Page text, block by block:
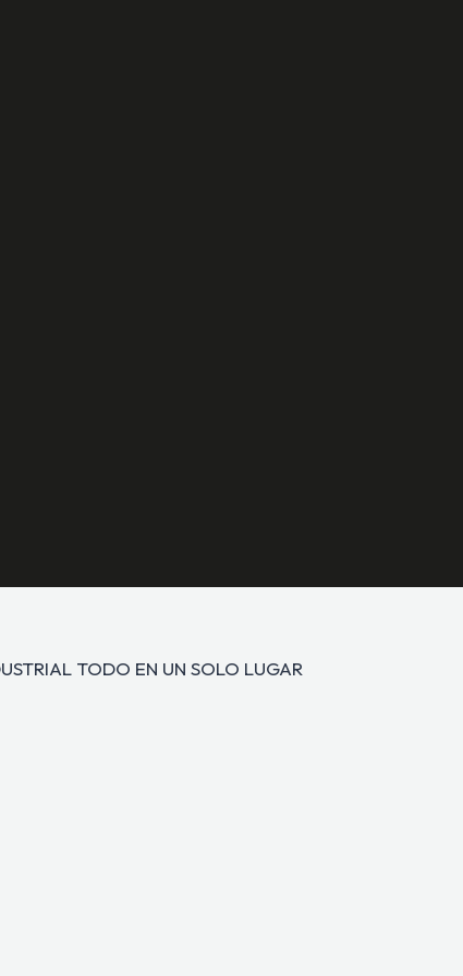
TODO EN UN SOLO LUGAR